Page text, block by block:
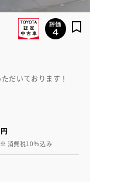
だいております！
※ 消費税10％込み